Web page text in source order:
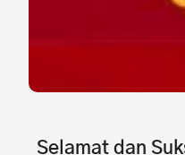
Selamat dan